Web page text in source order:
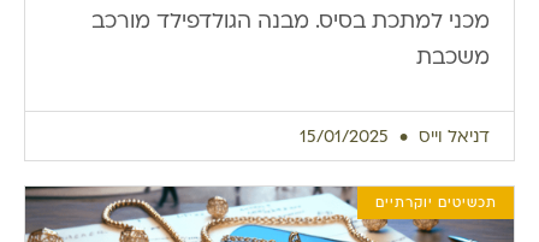
מכני למתכת בסיס. מבנה הגולדפילד מורכב
משכבת
דניאל וייס
תכשיטים יוקרתיים